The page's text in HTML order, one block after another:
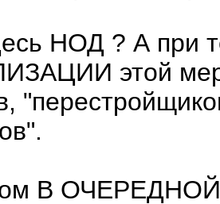
НОД ? А при
этой
В